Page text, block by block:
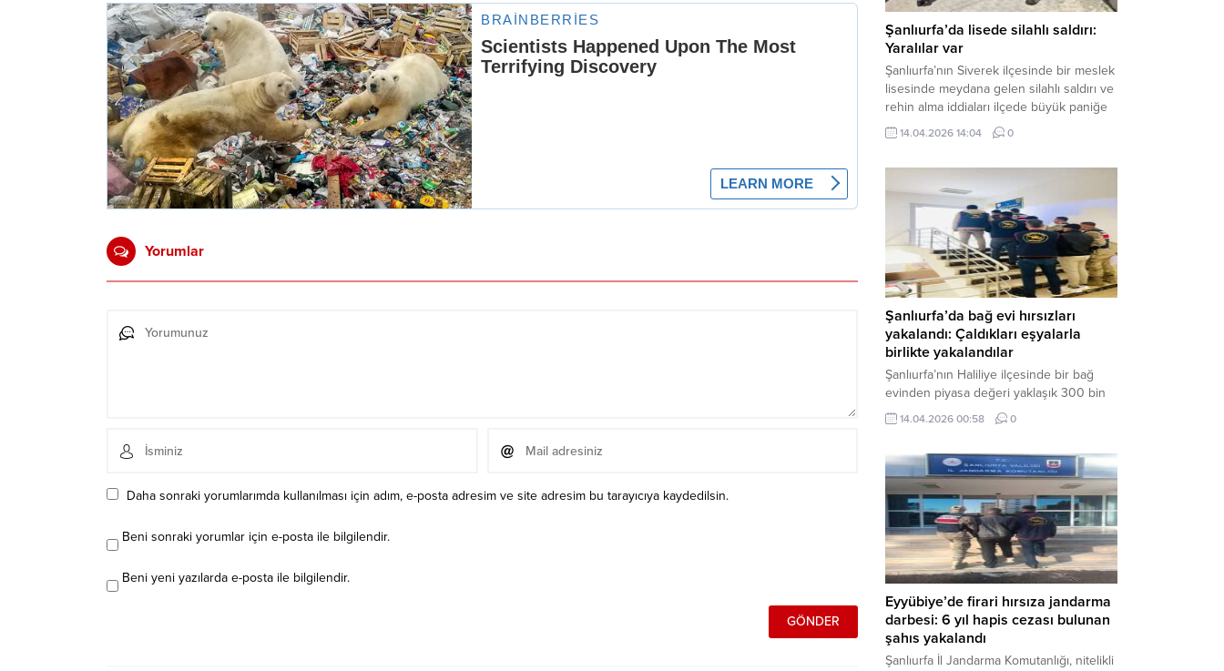
Yorumlar
Daha sonraki yorumlarımda kullanılması için adım, e-posta adresim ve site adresim bu tarayıcıya kaydedilsin.
Beni sonraki yorumlar için e-posta ile bilgilendir.
Beni yeni yazılarda e-posta ile bilgilendir.
Şanlıurfa’da lisede silahlı saldırı:
Yaralılar var
Şanlıurfa’nın Siverek ilçesinde bir meslek
lisesinde meydana gelen silahlı saldırı ve
rehin alma iddiaları ilçede büyük paniğe
neden oldu. Olay yerine çok sayıda özel
harekat polisi ve sağlık ekibi sevk
çalışmaları devam ediyor. Haber Merkezi
– Siverek ilçesi Hasan Çelebi
Mahallesi’nde bulunan Ahmet Koyuncu
Mesleki...
14.04.2026 14:04 0
Şanlıurfa’da bağ evi hırsızları
yakalandı: Çaldıkları eşyalarla
birlikte yakalandılar
Şanlıurfa’nın Haliliye ilçesinde bir bağ
evinden piyasa değeri yaklaşık 300 bin
TL olan eşyaları çalan şüpheliler,
jandarmanın başarılı operasyonuyla
şüpheliden 2’si tutuklanarak cezaevine
gönderildi. Haber Merkezi – Şanlıurfa İl
Jandarma Komutanlığı, “Faili Meçhul
Hırsızlık Olaylarının Aydınlatılmasına”
yönelik yürüttüğü çalışmalar kapsamında
önemli bir başarıya daha...
14.04.2026 00:58 0
Eyyübiye’de firari hırsıza jandarma
darbesi: 6 yıl hapis cezası bulunan
şahıs yakalandı
Şanlıurfa İl Jandarma Komutanlığı, nitelikli